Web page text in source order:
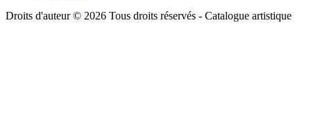
Droits d'auteur © 2026 Tous droits réservés - Catalogue artistique